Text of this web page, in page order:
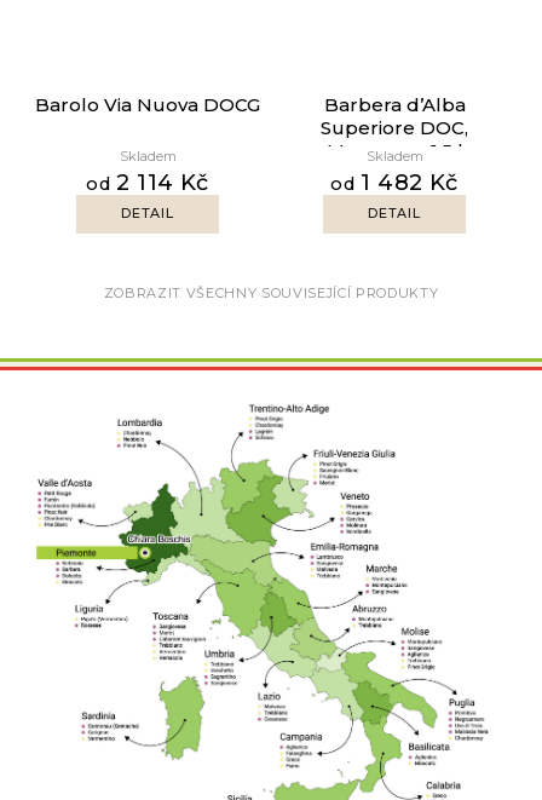
Barolo Via Nuova DOCG
Skladem
od 2 114 Kč
DETAIL
Barbera d’Alba
Superiore DOC,
Magnum - 1.5 l
Skladem
od 1 482 Kč
DETAIL
ZOBRAZIT VŠECHNY SOUVISEJÍCÍ PRODUKTY